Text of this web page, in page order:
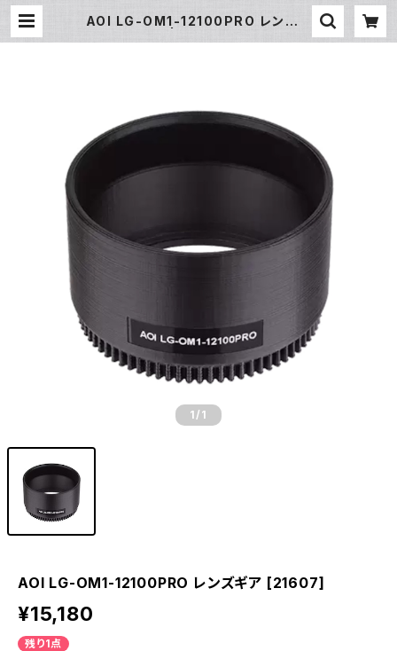
AOI LG-OM1-12100PRO レンズギ
1 /1
AOI LG-OM1-12100PRO レンズギア [21607]
¥15,180
残り1点